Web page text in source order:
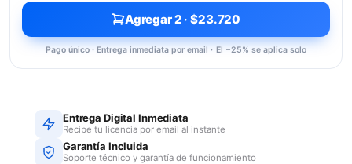
Agregar2 ·$23.720
Pago único · Entrega inmediata por email · El −25% se aplica solo
Entrega Digital Inmediata
Recibe tu licencia por email al instante
Garantía Incluida
Soporte técnico y garantía de funcionamiento